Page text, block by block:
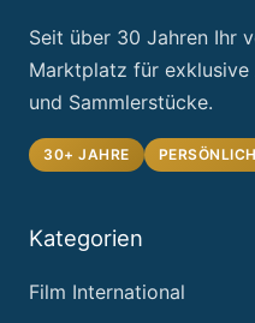
Seit über 30 Jahren Ihr
Marktplatz für
und Sammlerstücke.
30+ JAHRE
Kategorien
Film International